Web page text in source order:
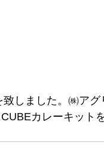
しました。㈱ア
カレーキット